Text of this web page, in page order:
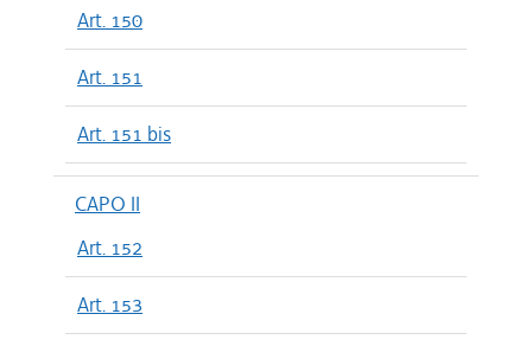
Art. 150
Art. 151
Art. 151 bis
CAPO II
Art. 152
Art. 153